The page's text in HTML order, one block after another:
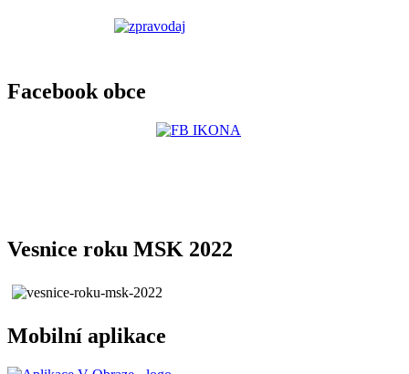
Facebook obce
Vesnice roku MSK 2022
Mobilní aplikace